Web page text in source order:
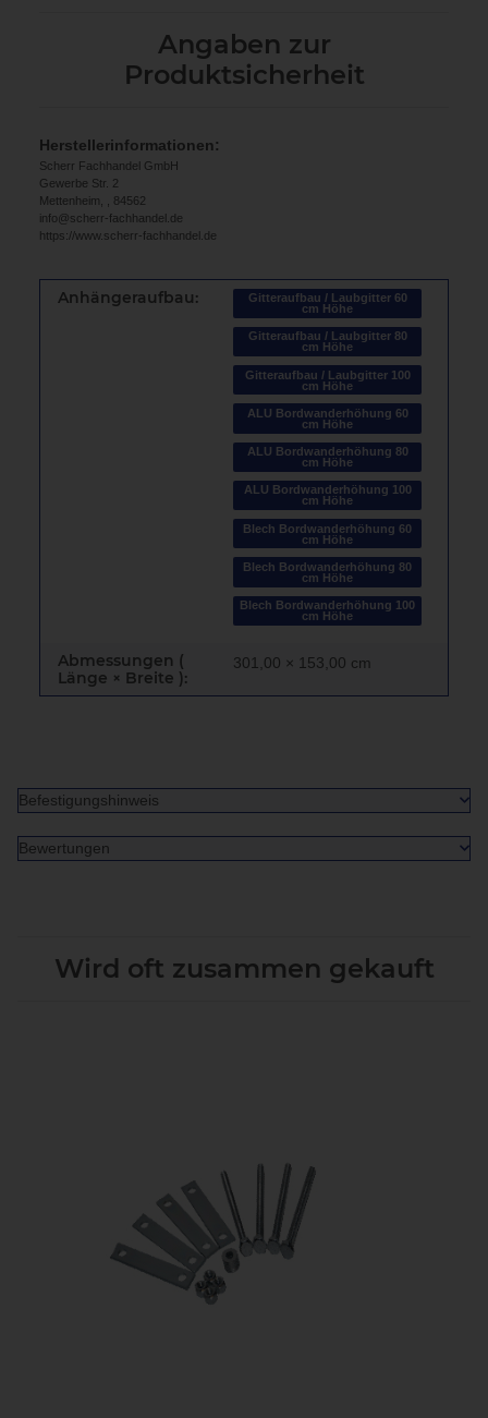
Angaben zur
Produktsicherheit
Herstellerinformationen:
Scherr Fachhandel GmbH
Gewerbe Str. 2
Mettenheim, , 84562
info@scherr-fachhandel.de
https://www.scherr-fachhandel.de
Anhängeraufbau:
Gitteraufbau / Laubgitter 60
cm Höhe
Gitteraufbau / Laubgitter 80
cm Höhe
Gitteraufbau / Laubgitter 100
cm Höhe
ALU Bordwanderhöhung 60
cm Höhe
ALU Bordwanderhöhung 80
cm Höhe
ALU Bordwanderhöhung 100
cm Höhe
Blech Bordwanderhöhung 60
cm Höhe
Blech Bordwanderhöhung 80
cm Höhe
Blech Bordwanderhöhung 100
cm Höhe
Abmessungen (
Länge × Breite ):
301,00 × 153,00 cm
Befestigungshinweis
Bewertungen
Wird oft zusammen gekauft